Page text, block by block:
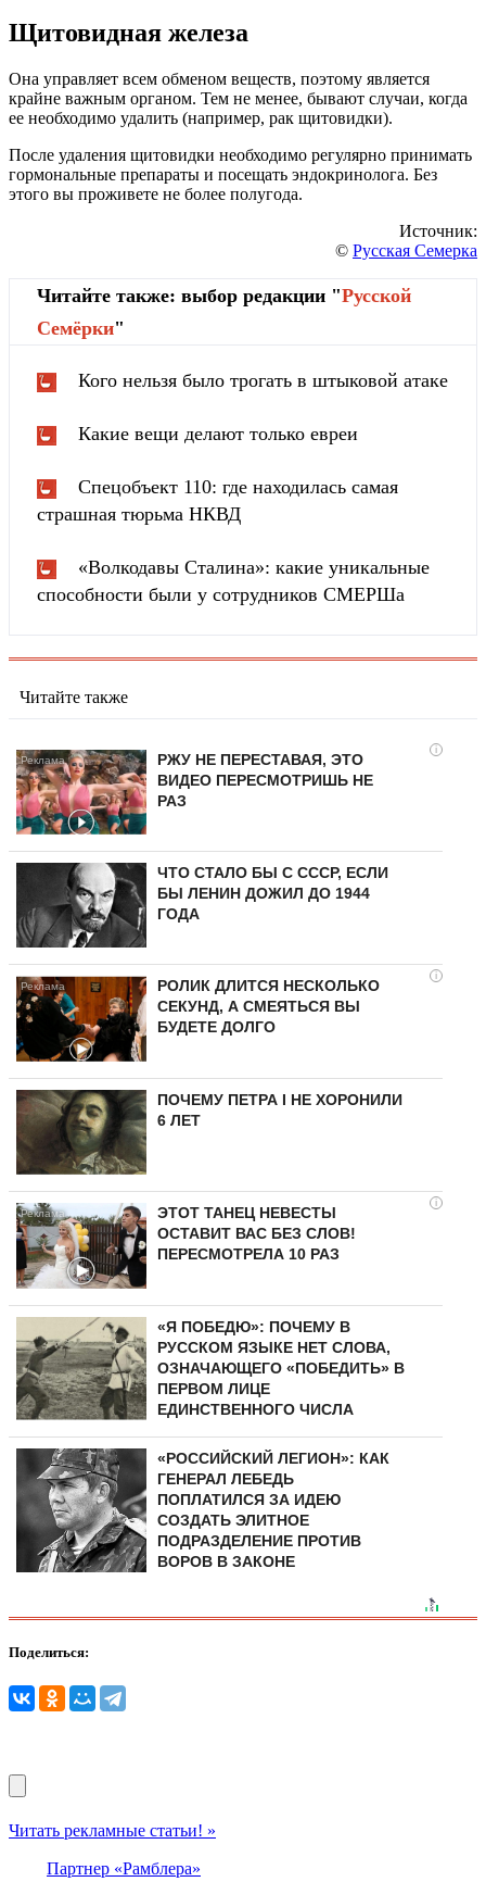
Щитовидная железа
Она управляет всем обменом веществ, поэтому является
крайне важным органом. Тем не менее, бывают случаи, когда
ее необходимо удалить (например, рак щитовидки).
После удаления щитовидки необходимо регулярно принимать
гормональные препараты и посещать эндокринолога. Без
этого вы проживете не более полугода.
Источник:
© Русская Семерка
Читайте также: выбор редакции "Русской
Cемёрки"
Кого нельзя было трогать в штыковой атаке
Какие вещи делают только евреи
Спецобъект 110: где находилась самая
страшная тюрьма НКВД
«Волкодавы Сталина»: какие уникальные
способности были у сотрудников СМЕРШа
Читайте также
i
РЖУ НЕ ПЕРЕСТАВАЯ, ЭТО
ВИДЕО ПЕРЕСМОТРИШЬ НЕ
РАЗ
ЧТО СТАЛО БЫ С СССР, ЕСЛИ
БЫ ЛЕНИН ДОЖИЛ ДО 1944
ГОДА
i
РОЛИК ДЛИТСЯ НЕСКОЛЬКО
СЕКУНД, А СМЕЯТЬСЯ ВЫ
БУДЕТЕ ДОЛГО
ПОЧЕМУ ПЕТРА I НЕ ХОРОНИЛИ
6 ЛЕТ
i
ЭТОТ ТАНЕЦ НЕВЕСТЫ
ОСТАВИТ ВАС БЕЗ СЛОВ!
ПЕРЕСМОТРЕЛА 10 РАЗ
«Я ПОБЕДЮ»: ПОЧЕМУ В
РУССКОМ ЯЗЫКЕ НЕТ СЛОВА,
ОЗНАЧАЮЩЕГО «ПОБЕДИТЬ» В
ПЕРВОМ ЛИЦЕ
ЕДИНСТВЕННОГО ЧИСЛА
«РОССИЙСКИЙ ЛЕГИОН»: КАК
ГЕНЕРАЛ ЛЕБЕДЬ
ПОПЛАТИЛСЯ ЗА ИДЕЮ
СОЗДАТЬ ЭЛИТНОЕ
ПОДРАЗДЕЛЕНИЕ ПРОТИВ
ВОРОВ В ЗАКОНЕ
Поделиться:
Читать рекламные статьи! »
Партнер «Рамблера»